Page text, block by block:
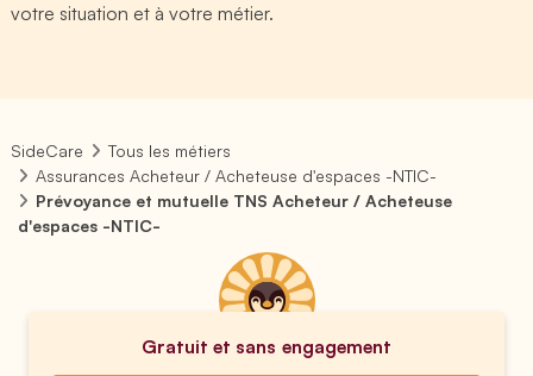
votre situation et à votre métier.
SideCare
Tous les métiers
Assurances Acheteur / Acheteuse d'espaces -NTIC-
Prévoyance et mutuelle TNS Acheteur / Acheteuse
d'espaces -NTIC-
Gratuit et sans engagement